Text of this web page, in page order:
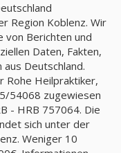
Region Koblenz. Wir
von Berichten und
Daten, Fakten,
Deutschland.
Rohe Heilpraktiker,
54068 zugewiesen
- HRB 757064. Die
sich unter der
Weniger 10